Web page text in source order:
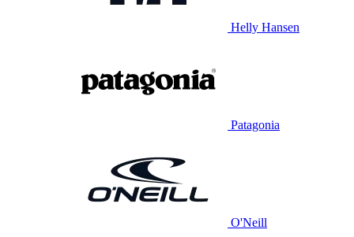
Helly Hansen
Patagonia
O'Neill